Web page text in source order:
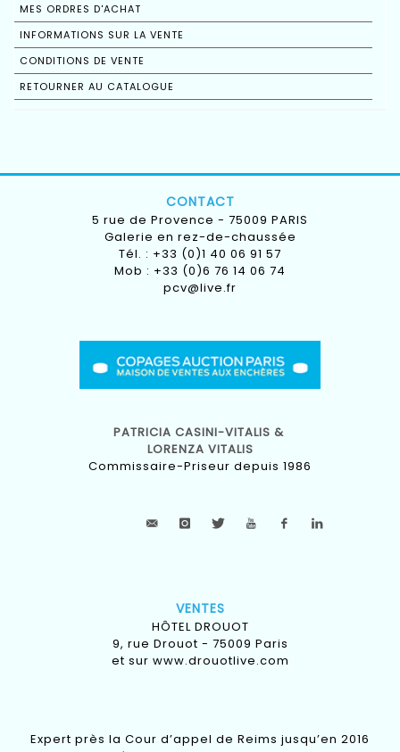
MES ORDRES D'ACHAT
INFORMATIONS SUR LA VENTE
CONDITIONS DE VENTE
RETOURNER AU CATALOGUE
CONTACT
5 rue de Provence - 75009 PARIS
Galerie en rez-de-chaussée
Tél. : +33 (0)1 40 06 91 57
Mob : +33 (0)6 76 14 06 74
pcv@live.fr
PATRICIA CASINI-VITALIS &
LORENZA VITALIS
Commissaire-Priseur depuis 1986
VENTES
HÔTEL DROUOT
9, rue Drouot - 75009 Paris
et sur www.drouotlive.com
Expert près la Cour d’appel de Reims jusqu’en 2016